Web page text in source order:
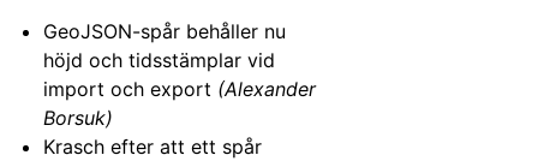
GeoJSON-spår behåller nu
höjd och tidsstämplar vid
import och export (Alexander
Borsuk)
Krasch efter att ett spår